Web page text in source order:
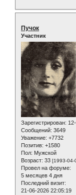
Пучок
Участник
Зарегистрирован:
Сообщений: 3649
Уважение: +7732
Позитив: +1580
Пол: Мужской
Возраст: 33 [1993-04-
Провел на форуме:
5 месяцев 4 дня
Последний визит:
21-06-2026 22:05:19